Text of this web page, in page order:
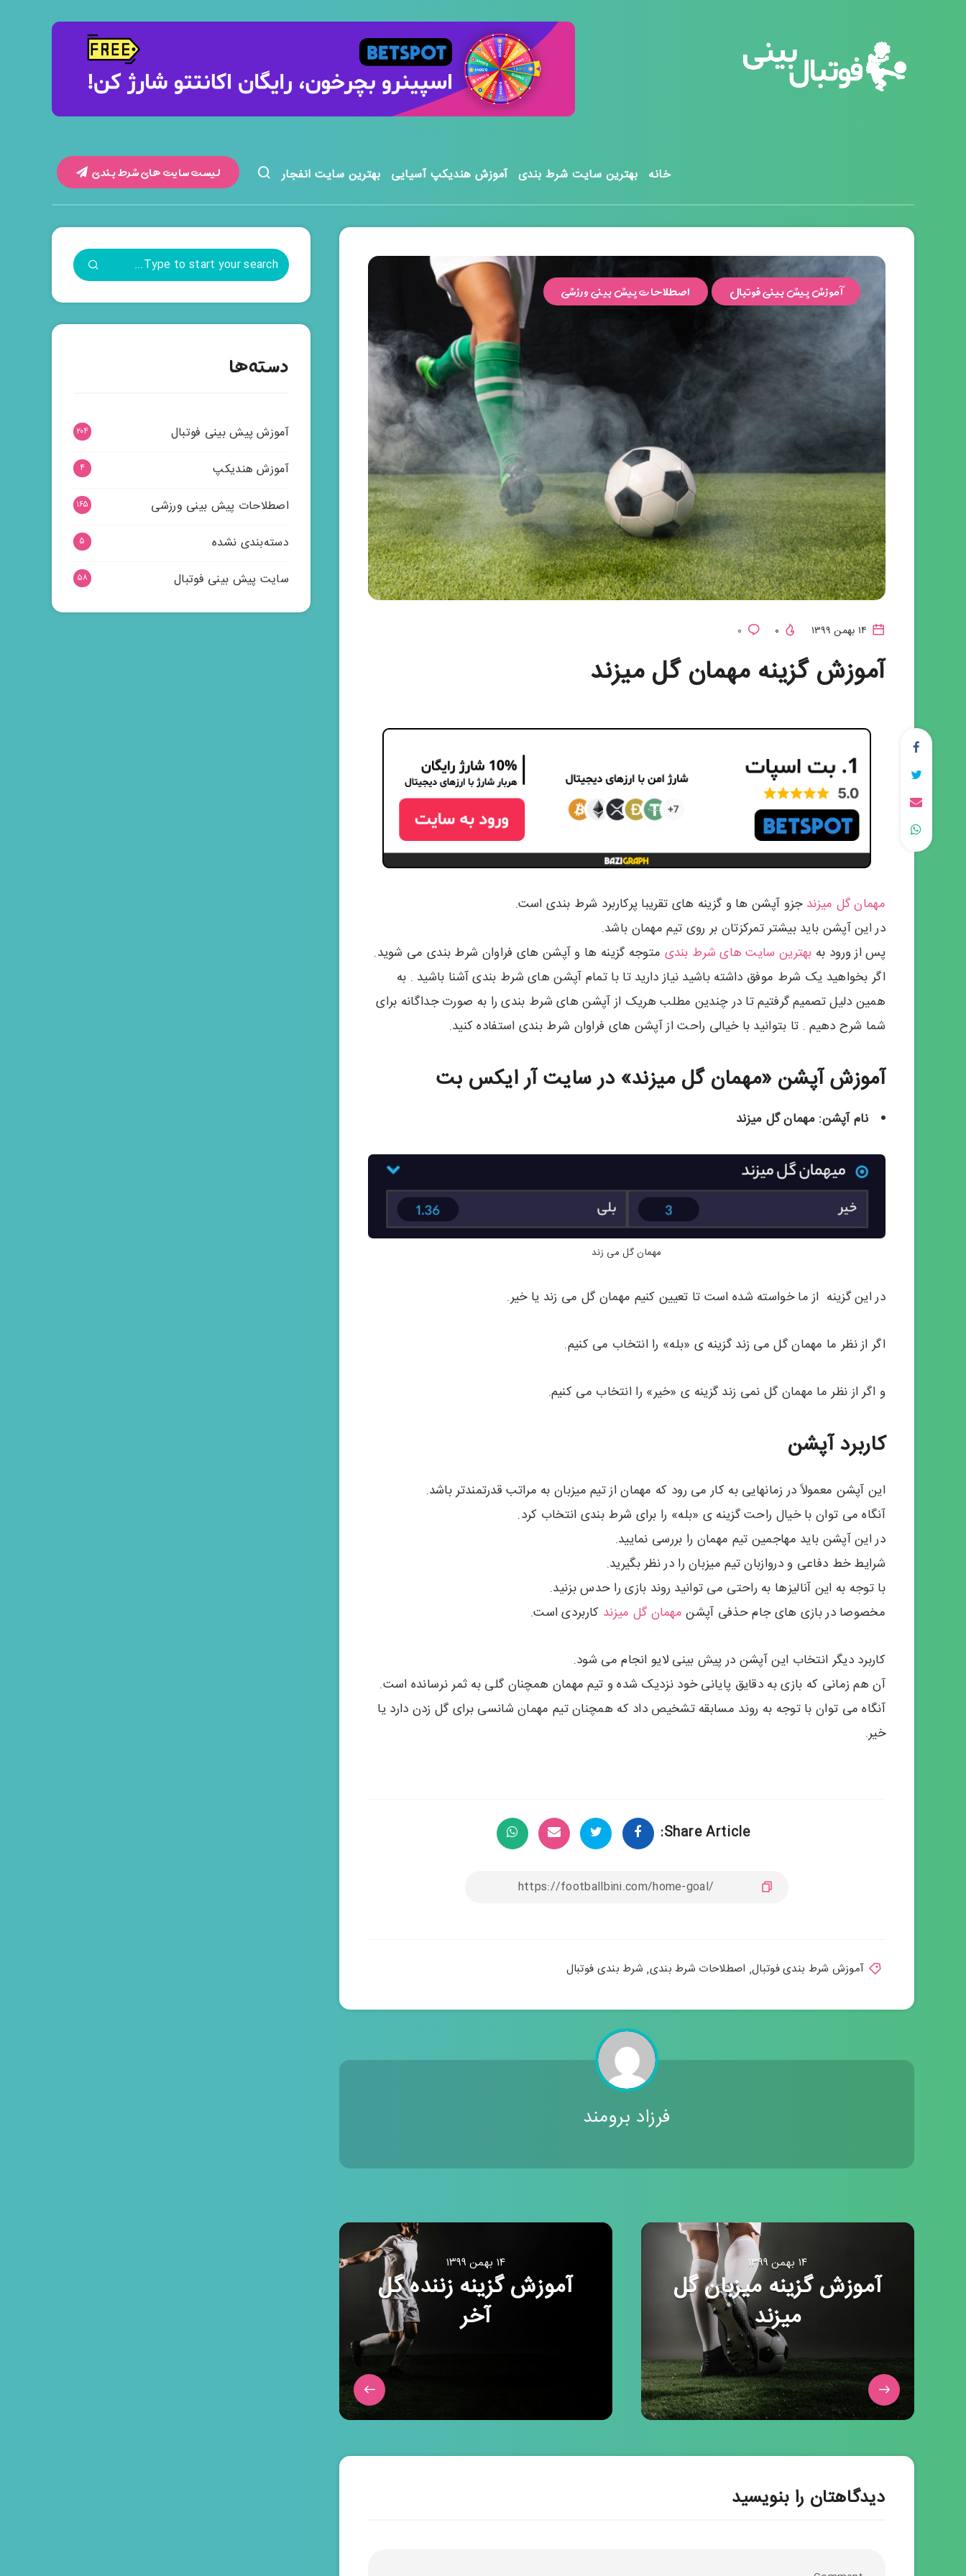
خانه بهترین سایت شرط بندی آموزش هندیکپ آسیایی بهترین سایت انفجار لیست سایت های شرط بندی
آموزش پیش بینی فوتبال اصطلاحات پیش بینی ورزشی
۰
آموزش گزینه مهمان گل میزند
مهمان گل میزند جزو آپشن ها و گزینه های تقریبا پرکاربرد شرط بندی است.
در این آپشن باید بیشتر تمرکزتان بر روی تیم مهمان باشد.
پس از ورود به بهترین سایت های شرط بندی متوجه گزینه ها و آپشن های فراوان شرط بندی می شوید.
اگر بخواهید یک شرط موفق داشته باشید نیاز دارید تا با تمام آپشن های شرط بندی آشنا باشید . به
همین دلیل تصمیم گرفتیم تا در چندین مطلب هریک از آپشن های شرط بندی را به صورت جداگانه برای
شما شرح دهیم . تا بتوانید با خیالی راحت از آپشن های فراوان شرط بندی استفاده کنید.
آموزش آپشن «مهمان گل میزند» در سایت آر ایکس بت
نام آپشن: مهمان گل میزند
مهمان گل می زند
در این گزینه از ما خواسته شده است تا تعیین کنیم مهمان گل می زند یا خیر.
اگر از نظر ما مهمان گل می زند گزینه ی «بله» را انتخاب می کنیم.
و اگر از نظر ما مهمان گل نمی زند گزینه ی «خیر» را انتخاب می کنیم.
کاربرد آپشن
این آپشن معمولاً در زمانهایی به کار می رود که مهمان از تیم میزبان به مراتب قدرتمندتر باشد.
آنگاه می توان با خیال راحت گزینه ی «بله» را برای شرط بندی انتخاب کرد.
در این آپشن باید مهاجمین تیم مهمان را بررسی نمایید.
شرایط خط دفاعی و دروازبان تیم میزبان را در نظر بگیرید.
با توجه به این آنالیزها به راحتی می توانید روند بازی را حدس بزنید.
مخصوصا در بازی های جام حذفی آپشن مهمان گل میزند کاربردی است.
کاربرد دیگر انتخاب این آپشن در پیش بینی لایو انجام می شود.
آن هم زمانی که بازی به دقایق پایانی خود نزدیک شده و تیم مهمان همچنان گلی به ثمر نرسانده است.
آنگاه می توان با توجه به روند مسابقه تشخیص داد که همچنان تیم مهمان شانسی برای گل زدن دارد یا
خیر.
Share Article:
آموزش شرط بندی فوتبال, اصطلاحات شرط بندی, شرط بندی فوتبال
فرزاد برومند
۱۴ بهمن ۱۳۹۹
آموزش گزینه زننده گل
آخر
۱۴ بهمن ۱۳۹۹
آموزش گزینه میزبان گل
میزند
دیدگاهتان را بنویسید
دسته‌ها
آموزش پیش بینی فوتبال ۲۰۴
آموزش هندیکپ ۴
اصطلاحات پیش بینی ورزشی ۱۶۵
دسته‌بندی نشده ۵
سایت پیش بینی فوتبال ۵۸